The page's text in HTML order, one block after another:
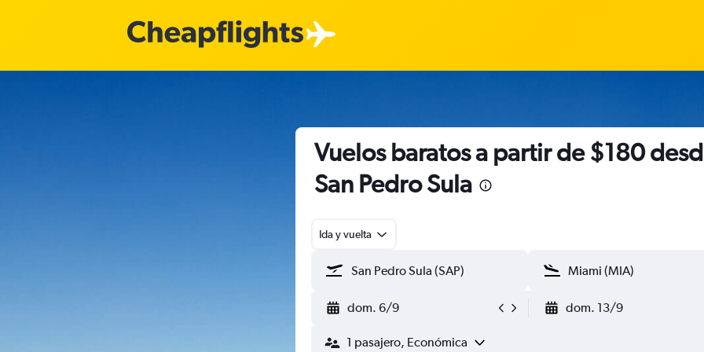
Vuelos baratos a partir de $180
San Pedro Sula
Ida y vuelta
dom. 6/9 dom. 13/9
1 pasajero, Económica